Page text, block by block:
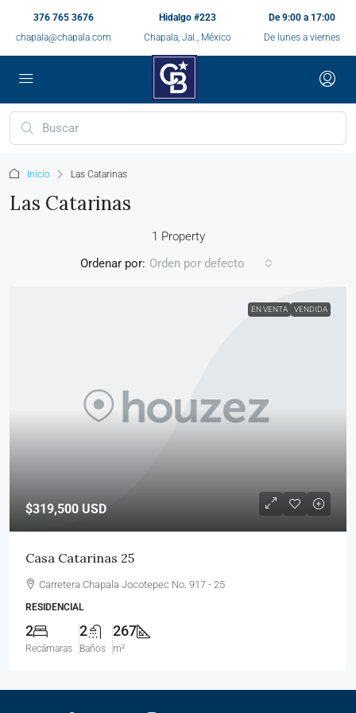
376 765 3676
chapala@chapala.com
Hidalgo #223
Chapala, Jal., México
De 9:00 a 17:00
De lunes a viernes
Inicio Las Catarinas
Las Catarinas
1 Property
Ordenar por: Orden por defecto
EN VENTA VENDIDA
$319,500 USD
Casa Catarinas 25
Carretera Chapala Jocotepec No. 917 - 25
RESIDENCIAL
2
Recámaras
2
Baños
267
m²